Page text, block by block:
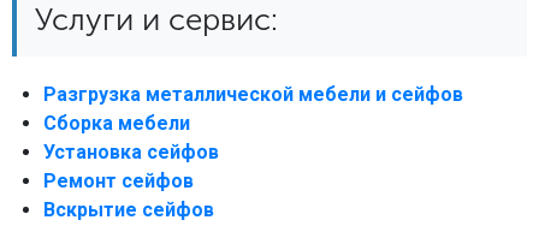
Услуги и сервис:
Разгрузка металлической мебели и сейфов
Сборка мебели
Установка сейфов
Ремонт сейфов
Вскрытие сейфов